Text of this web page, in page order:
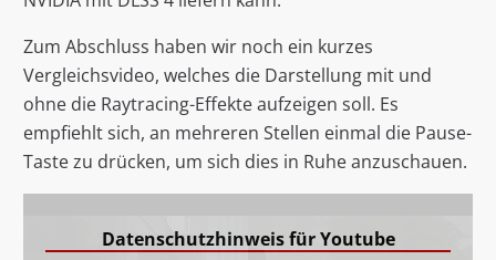
Zum Abschluss haben wir noch ein kurzes
Vergleichsvideo, welches die Darstellung mit und
ohne die Raytracing-Effekte aufzeigen soll. Es
empfiehlt sich, an mehreren Stellen einmal die Pause-
Taste zu drücken, um sich dies in Ruhe anzuschauen.
Datenschutzhinweis für Youtube